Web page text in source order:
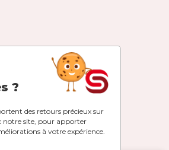
?
des retours précieux sur
notre site, pour apporter
à votre expérience.